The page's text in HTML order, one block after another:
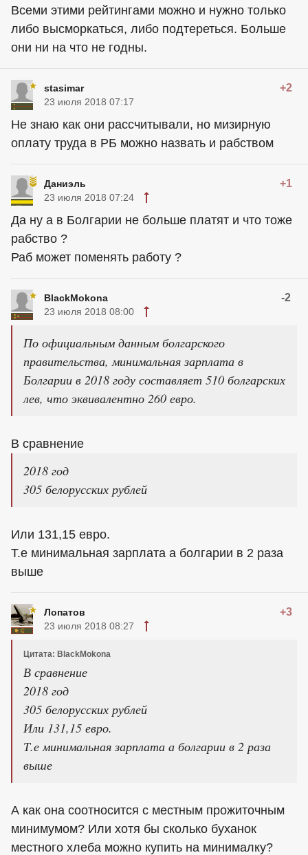
Всеми этими рейтингами можно и нужно только
либо высморкаться, либо подтереться. Больше
они ни на что не годны.
stasimar +2
23 июля 2018 07:17
Не знаю как они рассчитывали, но мизирную
оплату труда в РБ можно назвать и рабством
Даниэль +1
23 июля 2018 07:24
Да ну а в Болгарии не больше платят и что тоже
рабство ?
Раб может поменять работу ?
BlackMokona -2
23 июля 2018 08:00
По официальным данным болгарского
правительства, минимальная зарплата в
Болгарии в 2018 году составляет 510 болгарских
лев, что эквивалентно 260 евро.
В сравнение
2018 год
305 белорусских рублей
Или 131,15 евро.
Т.е минимальная зарплата а болгарии в 2 раза
выше
Лопатов +3
23 июля 2018 08:27
Цитата: BlackMokona
В сравнение
2018 год
305 белорусских рублей
Или 131,15 евро.
Т.е минимальная зарплата а болгарии в 2 раза
выше
А как она соотносится с местным прожиточным
минимумом? Или хотя бы сколько буханок
местного хлеба можно купить на минималку?